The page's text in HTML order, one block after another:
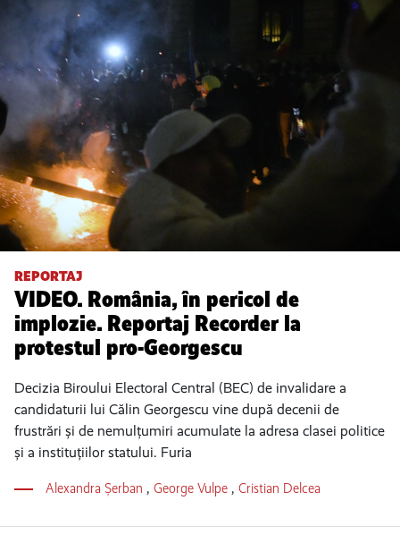
REPORTAJ
VIDEO. România, în pericol de
implozie. Reportaj Recorder la
protestul pro-Georgescu
Decizia Biroului Electoral Central (BEC) de invalidare a
candidaturii lui Călin Georgescu vine după decenii de
frustrări și de nemulțumiri acumulate la adresa clasei politice
și a instituțiilor statului. Furia
Alexandra Șerban , George Vulpe , Cristian Delcea